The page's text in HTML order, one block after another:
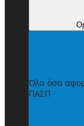
Όλα όσα
ΠΑΣΠ